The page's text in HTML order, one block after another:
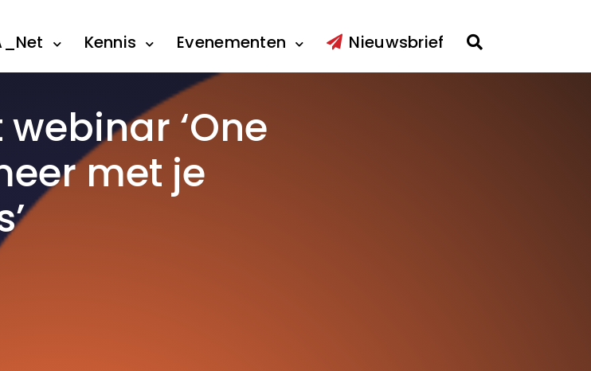
Kennis Evenementen Nieuwsbrief
‘One
met je